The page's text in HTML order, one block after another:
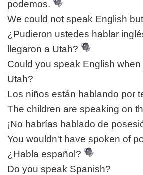
podemos.
We could not speak English
¿Pudieron ustedes hablar
llegaron a Utah?
Could you speak English
Utah?
Los niños están hablando por
The children are speaking on
¡No habrías hablado de
You wouldn't have spoken of
¿Habla español?
Do you speak Spanish?